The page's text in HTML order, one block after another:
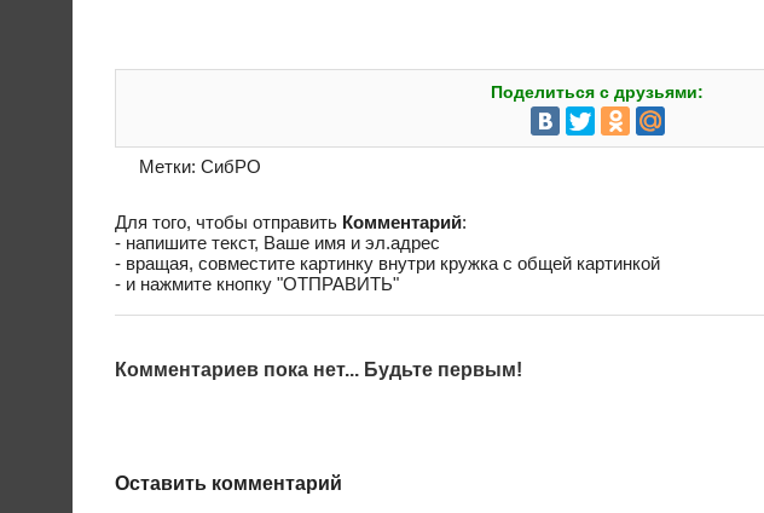
Поделиться с друзьями:
Метки: СибРО
Для того, чтобы отправить Комментарий:
- напишите текст, Ваше имя и эл.адрес
- вращая, совместите картинку внутри кружка с общей картинкой
- и нажмите кнопку "ОТПРАВИТЬ"
Комментариев пока нет... Будьте первым!
Оставить комментарий